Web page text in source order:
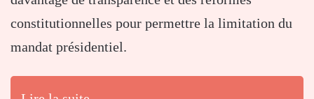
constitutionnelles pour permettre la limitation du
mandat présidentiel.